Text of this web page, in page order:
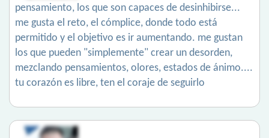
pensamiento, los que son capaces de desinhibirse...
me gusta el reto, el cómplice, donde todo está
permitido y el objetivo es ir aumentando. me gustan
los que pueden "simplemente" crear un desorden,
mezclando pensamientos, olores, estados de ánimo....
tu corazón es libre, ten el coraje de seguirlo